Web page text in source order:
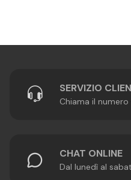
SERVIZIO
Chiama il
CHAT ONLINE
Dal lunedì al